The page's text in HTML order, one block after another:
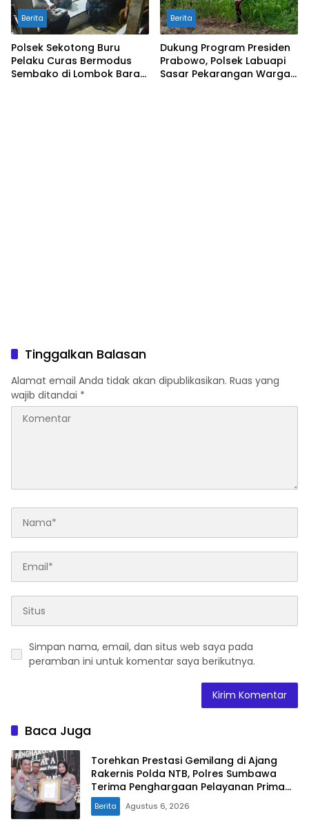
Berita
Polsek Sekotong Buru
Pelaku Curas Bermodus
Sembako di Lombok Barat,
Berita
Dukung Program Presiden
Prabowo, Polsek Labuapi
Sasar Pekarangan Warga
Tinggalkan Balasan
Alamat email Anda tidak akan dipublikasikan. Ruas yang
wajib ditandai *
Simpan nama, email, dan situs web saya pada
peramban ini untuk komentar saya berikutnya.
Baca Juga
Torehkan Prestasi Gemilang di Ajang
Rakernis Polda NTB, Polres Sumbawa
Terima Penghargaan Pelayanan Prima
Kapolri
Berita Agustus 6, 2026